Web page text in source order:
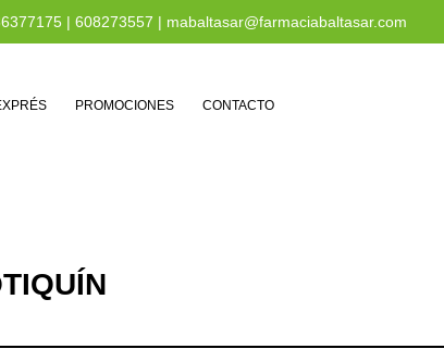
| 608273557 | mabaltasar@farmaciabaltasar.com
PROMOCIONES CONTACTO